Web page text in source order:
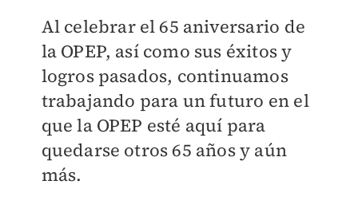
Al celebrar el 65 aniversario de
la OPEP, así como sus éxitos y
logros pasados, continuamos
trabajando para un futuro en el
que la OPEP esté aquí para
quedarse otros 65 años y aún
más.